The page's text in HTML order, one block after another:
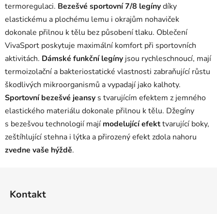
termoregulaci. Bezešvé sportovní 7/8 legínydíky
elastickému a plochému lemu i okrajům nohaviček
dokonale přilnou k tělu bez působení tlaku. Oblečení
VivaSport poskytuje maximální komfort při sportovních
aktivitách. Dámské funkční legíny jsou rychleschnoucí, mají
termoizolační a bakteriostatické vlastnosti zabraňující růstu
škodlivých mikroorganismů a vypadají jako kalhoty.
Sportovní bezešvé jeansy s tvarujícím efektem z jemného
elastického materiálu dokonale přilnou k tělu. Džegíny
s bezešvou technologií mají modelující efekttvarující boky,
zeštíhlující stehna i lýtka a přirozený efekt zdola nahoru
zvedne vaše hýždě.
Kontakt